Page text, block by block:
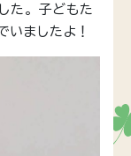
た。 子どもた
いましたよ！